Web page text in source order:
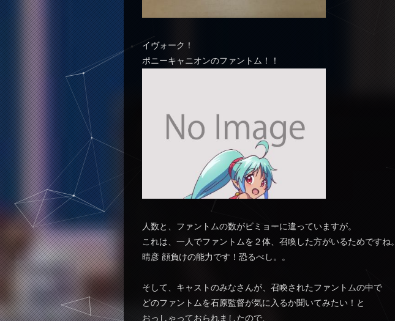
イヴォーク！
ポニーキャニオンのファントム！！
人数と、ファントムの数がビミョーに違っていますが。
これは、一人でファントムを２体、召喚した方がいるためですね。
晴彦 顔負けの能力です！恐るべし。。
そして、キャストのみなさんが、召喚されたファントムの中で
どのファントムを石原監督が気に入るか聞いてみたい！と
おっしゃっておられましたので、